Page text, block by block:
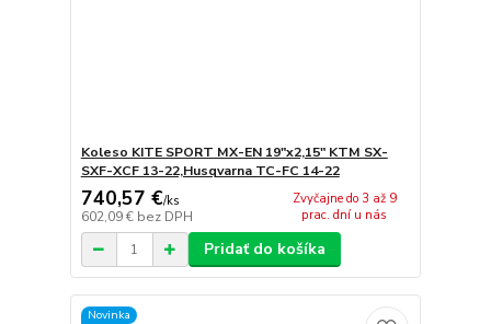
Koleso KITE SPORT MX-EN 19"x2,15" KTM SX-
SXF-XCF 13-22,Husqvarna TC-FC 14-22
740,57 €/ks
602,09 € bez DPH
Zvyčajne do 3 až 9
prac. dní u nás
Pridať do košíka
Novinka